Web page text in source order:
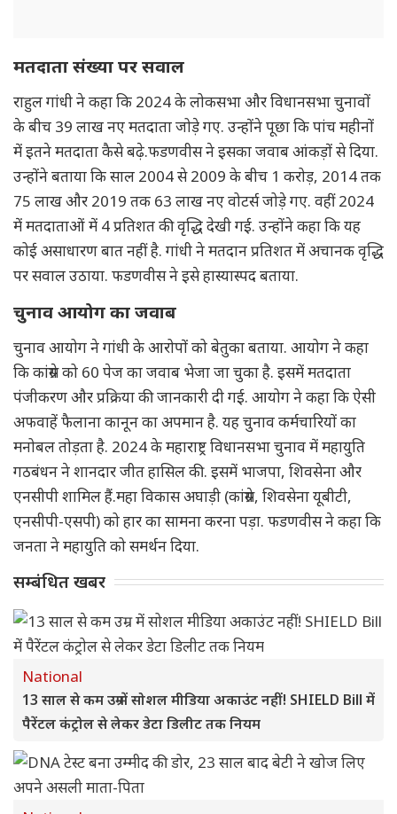
मतदाता संख्या पर सवाल
राहुल गांधी ने कहा कि 2024 के लोकसभा और विधानसभा चुनावों
के बीच 39 लाख नए मतदाता जोड़े गए. उन्होंने पूछा कि पांच महीनों
में इतने मतदाता कैसे बढ़े.फडणवीस ने इसका जवाब आंकड़ों से दिया.
उन्होंने बताया कि साल 2004 से 2009 के बीच 1 करोड़, 2014 तक
75 लाख और 2019 तक 63 लाख नए वोटर्स जोड़े गए. वहीं 2024
में मतदाताओं में 4 प्रतिशत की वृद्धि देखी गई. उन्होंने कहा कि यह
कोई असाधारण बात नहीं है. गांधी ने मतदान प्रतिशत में अचानक वृद्धि
पर सवाल उठाया. फडणवीस ने इसे हास्यास्पद बताया.
चुनाव आयोग का जवाब
चुनाव आयोग ने गांधी के आरोपों को बेतुका बताया. आयोग ने कहा
कि कांग्रेस को 60 पेज का जवाब भेजा जा चुका है. इसमें मतदाता
पंजीकरण और प्रक्रिया की जानकारी दी गई. आयोग ने कहा कि ऐसी
अफवाहें फैलाना कानून का अपमान है. यह चुनाव कर्मचारियों का
मनोबल तोड़ता है. 2024 के महाराष्ट्र विधानसभा चुनाव में महायुति
गठबंधन ने शानदार जीत हासिल की. इसमें भाजपा, शिवसेना और
एनसीपी शामिल हैं.महा विकास अघाड़ी (कांग्रेस, शिवसेना यूबीटी,
एनसीपी-एसपी) को हार का सामना करना पड़ा. फडणवीस ने कहा कि
जनता ने महायुति को समर्थन दिया.
सम्बंधित खबर
National
13 साल से कम उम्र में सोशल मीडिया अकाउंट नहीं! SHIELD Bill में
पैरेंटल कंट्रोल से लेकर डेटा डिलीट तक नियम